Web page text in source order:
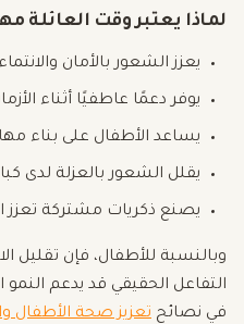
لماذا يعتبر وقت العائلة
يعزز الشعور بالأمان
يوفر دعمًا عاطفيًا أثناء
يساعد الأطفال على بناء
يقلل الشعور بالعزلة لدى
يصنع ذكريات مشتركة تعزز
وبالنسبة للأطفال، فإن تقليل
التفاعل الحقيقي قد يدعم
في نصائح تعزيز صحة